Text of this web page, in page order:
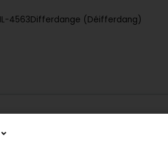
L-4563Differdange (Déifferdang)
Uelzecht)